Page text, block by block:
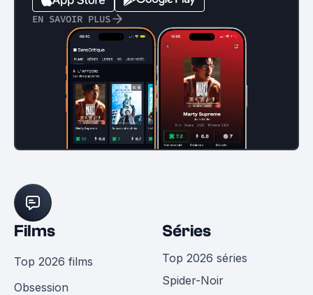
EN SAVOIR PLUS
Films
Top 2026 films
Obsession
Séries
Top 2026 séries
Spider-Noir